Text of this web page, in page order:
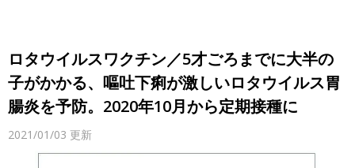
ロタウイルスワクチン／5才ごろまでに大半の
子がかかる、嘔吐下痢が激しいロタウイルス胃
腸炎を予防。2020年10月から定期接種に
2021/01/03 更新